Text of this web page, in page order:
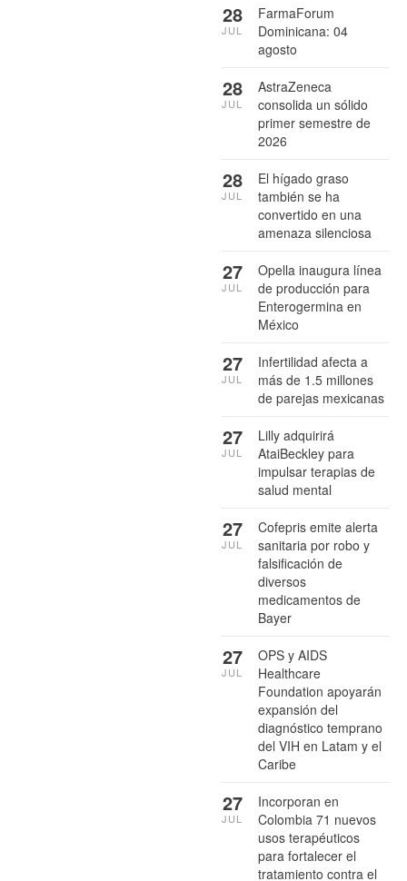
FarmaForum
Dominicana: 04
agosto
28
JUL
AstraZeneca
consolida un sólido
primer semestre de
2026
28
JUL
El hígado graso
también se ha
convertido en una
amenaza silenciosa
28
JUL
Opella inaugura línea
de producción para
Enterogermina en
México
27
JUL
Infertilidad afecta a
más de 1.5 millones
de parejas mexicanas
27
JUL
Lilly adquirirá
AtaiBeckley para
impulsar terapias de
salud mental
27
JUL
Cofepris emite alerta
sanitaria por robo y
falsificación de
diversos
medicamentos de
Bayer
27
JUL
OPS y AIDS
Healthcare
Foundation apoyarán
expansión del
diagnóstico temprano
del VIH en Latam y el
Caribe
27
JUL
Incorporan en
Colombia 71 nuevos
usos terapéuticos
para fortalecer el
tratamiento contra el
27
JUL